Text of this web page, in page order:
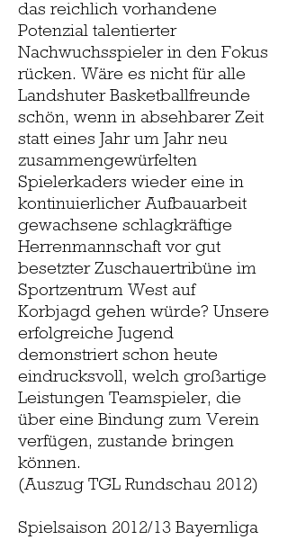
das reichlich vorhandene
Potenzial talentierter
Nachwuchsspieler in den Fokus
rücken. Wäre es nicht für alle
Landshuter Basketballfreunde
schön, wenn in absehbarer Zeit
statt eines Jahr um Jahr neu
zusammengewürfelten
Spielerkaders wieder eine in
kontinuierlicher Aufbauarbeit
gewachsene schlagkräftige
Herrenmannschaft vor gut
besetzter Zuschauertribüne im
Sportzentrum West auf
Korbjagd gehen würde? Unsere
erfolgreiche Jugend
demonstriert schon heute
eindrucksvoll, welch großartige
Leistungen Teamspieler, die
über eine Bindung zum Verein
verfügen, zustande bringen
können.
(Auszug TGL Rundschau 2012)
Spielsaison 2012/13 Bayernliga